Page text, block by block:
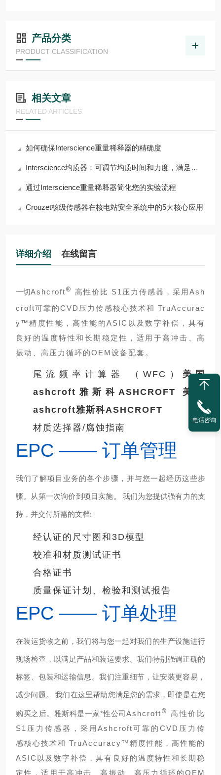
产品分类
PRODUCT CLASSIFICATION
相关文章
RELATED ARTICLES
如何确保Interscience重量稀释器的精确度
Interscience均质器：可调节均质时间和力度，满足多样需求
通过Interscience重量稀释器简化您的实验流程
Crouzet核级传感器在核电站安全系统中的5大核心应用
详细介绍 在线留言
一切Ashcroft ® 高性价比 S1压力传感器，采用Ash
croft可靠的CVD压力传感核心技术和 TruAccurac
y™精度性能，高性能的ASIC以及数字补偿，具有
良好的温度特性和长期稳定性，适用于高冲击、高
振动、高压力循环的OEM设备配套。
尾流频率计算器 （WFC） 美国
ashcroft雅斯科ASHCROFT
美国
ashcroft雅斯科ASHCROFT
材质选择器/腐蚀指南
EPC —— 订单管理
我们了解项目业务的各个步骤，并与您一起经历这些步
骤。从第一次询价到项目实施。 我们为您提供强有力的支
持，并交付所需的文档:
经认证的尺寸图和3D模型
校准和材质测试证书
合格证书
质量保证计划、检验和测试报告
EPC —— 订单处理
在装运货物之前，我们将与您一起对我们的生产设施进行
现场检查，以满足产品和装运要求。我们特别强调正确的
标签、包装和运输信息。我们注重细节，让安装更容易，
减少问题。 我们在这里帮助您满足您的需求， 即使是在您
购买之后。雅斯科是一家*性公司Ashcroft ® 高性价比
S1压力传感器，采用Ashcroft可靠的CVD压力传
感核心技术和 TruAccuracy™精度性能，高性能的
ASIC以及数字补偿，具有良好的温度特性和长期稳
定性，适用于高冲击、高振动、高压力循环的OEM
电话咨询